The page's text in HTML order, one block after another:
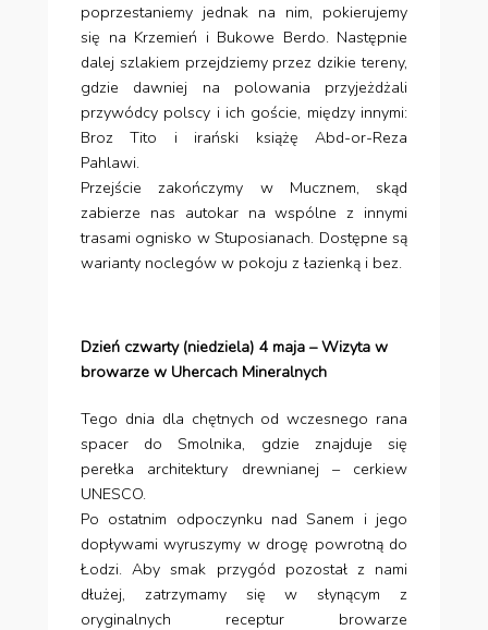
poprzestaniemy jednak na nim, pokierujemy
się na Krzemień i Bukowe Berdo. Następnie
dalej szlakiem przejdziemy przez dzikie tereny,
gdzie dawniej na polowania przyjeżdżali
przywódcy polscy i ich goście, między innymi:
Broz Tito i irański książę Abd-or-Reza
Pahlawi.
Przejście zakończymy w Mucznem, skąd
zabierze nas autokar na wspólne z innymi
trasami ognisko w Stuposianach. Dostępne są
warianty noclegów w pokoju z łazienką i bez.
Dzień czwarty (niedziela) 4 maja – Wizyta w
browarze w Uhercach Mineralnych
Tego dnia dla chętnych od wczesnego rana
spacer do Smolnika, gdzie znajduje się
perełka architektury drewnianej – cerkiew
UNESCO.
Po ostatnim odpoczynku nad Sanem i jego
dopływami wyruszymy w drogę powrotną do
Łodzi. Aby smak przygód pozostał z nami
dłużej, zatrzymamy się w słynącym z
oryginalnych receptur browarze